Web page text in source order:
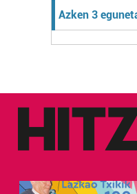
Azken 3